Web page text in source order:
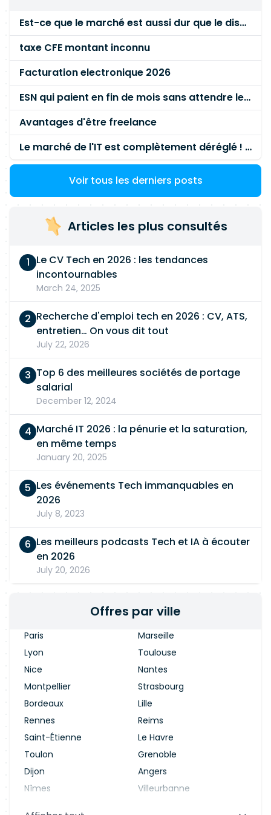
grande organisation.
Est-ce que le marché est aussi dur que le disent les commerciaux ?
taxe CFE montant inconnu
Facturation electronique 2026
ESN qui paient en fin de mois sans attendre le paiement client ?
Avantages d'être freelance
Le marché de l'IT est complètement déréglé ! STOP à cette mascarade ! Il faut s'unir et résister !
Voir tous les derniers posts
Articles les plus consultés
Le CV Tech en 2026 : les tendances
incontournables
March 24, 2025
Recherche d'emploi tech en 2026 : CV, ATS,
entretien… On vous dit tout
July 22, 2026
Top 6 des meilleures sociétés de portage
salarial
December 12, 2024
Marché IT 2026 : la pénurie et la saturation,
en même temps
January 20, 2025
Les événements Tech immanquables en
2026
July 8, 2023
Les meilleurs podcasts Tech et IA à écouter
en 2026
July 20, 2026
Offres par ville
Paris
Marseille
Lyon
Toulouse
Nice
Nantes
Montpellier
Strasbourg
Bordeaux
Lille
Rennes
Reims
Saint-Étienne
Le Havre
Toulon
Grenoble
Dijon
Angers
Nîmes
Villeurbanne